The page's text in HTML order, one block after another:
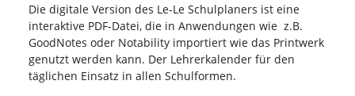
Die digitale Version des Le-Le Schulplaners ist eine
interaktive PDF-Datei, die in Anwendungen wie z.B.
GoodNotes oder Notability importiert wie das Printwerk
genutzt werden kann. Der Lehrerkalender für den
täglichen Einsatz in allen Schulformen.